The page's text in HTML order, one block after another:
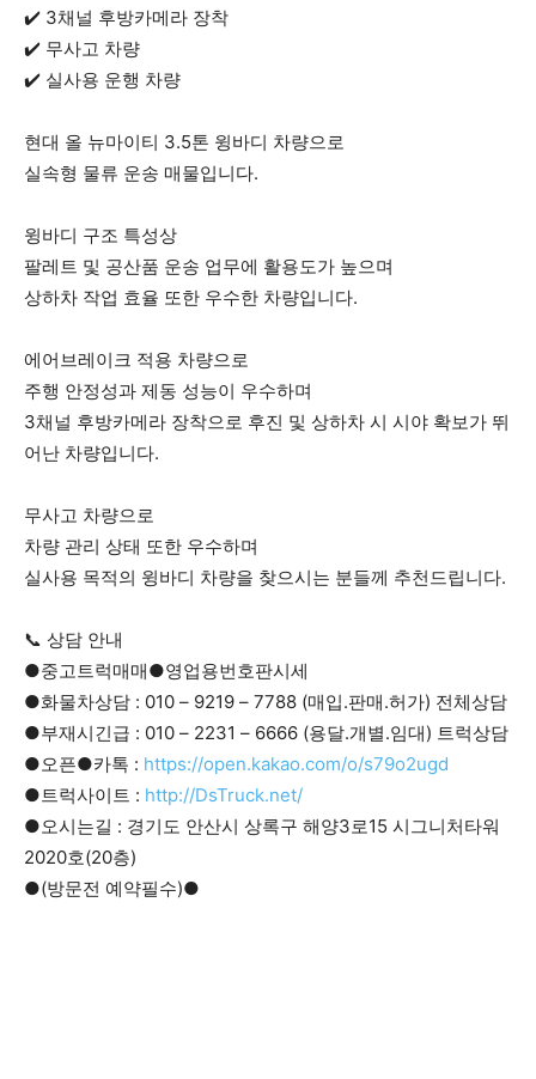
✔️ 3채널 후방카메라 장착
✔️ 무사고 차량
✔️ 실사용 운행 차량
현대 올 뉴마이티 3.5톤 윙바디 차량으로
실속형 물류 운송 매물입니다.
윙바디 구조 특성상
팔레트 및 공산품 운송 업무에 활용도가 높으며
상하차 작업 효율 또한 우수한 차량입니다.
에어브레이크 적용 차량으로
주행 안정성과 제동 성능이 우수하며
3채널 후방카메라 장착으로 후진 및 상하차 시 시야 확보가 뛰
어난 차량입니다.
무사고 차량으로
차량 관리 상태 또한 우수하며
실사용 목적의 윙바디 차량을 찾으시는 분들께 추천드립니다.
📞 상담 안내
●중고트럭매매●영업용번호판시세
●화물차상담 : 010 – 9219 – 7788 (매입.판매.허가) 전체상담
●부재시긴급 : 010 – 2231 – 6666 (용달.개별.임대) 트럭상담
●오픈●카톡 : https://open.kakao.com/o/s79o2ugd
●트럭사이트 : http://DsTruck.net/
●오시는길 : 경기도 안산시 상록구 해양3로15 시그니처타워
2020호(20층)
●(방문전 예약필수)●